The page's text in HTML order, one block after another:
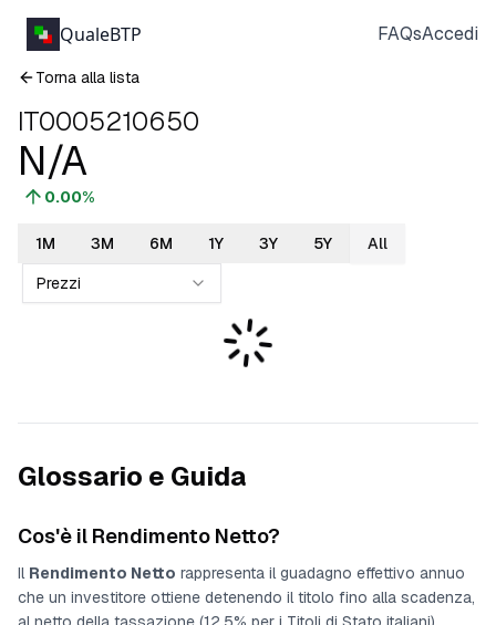
QualeBTP FAQsAccedi
Torna alla lista
IT0005210650
N/A
0.00%
1M 3M 6M 1Y 3Y 5Y
All
Prezzi
Glossario e Guida
Cos'è il Rendimento Netto?
Il Rendimento Netto rappresenta il guadagno effettivo annuo
che un investitore ottiene detenendo il titolo fino alla scadenza,